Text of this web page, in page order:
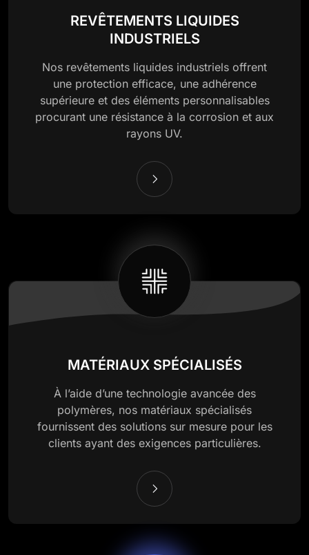
REVÊTEMENTS LIQUIDES
INDUSTRIELS
Nos revêtements liquides industriels offrent
une protection efficace, une adhérence
supérieure et des éléments personnalisables
procurant une résistance à la corrosion et aux
rayons UV.
MATÉRIAUX SPÉCIALISÉS
À l’aide d’une technologie avancée des
polymères, nos matériaux spécialisés
fournissent des solutions sur mesure pour les
clients ayant des exigences particulières.